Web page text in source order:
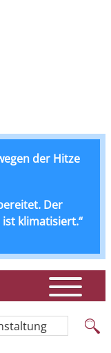
der Hitze
Der
klimatisiert.“